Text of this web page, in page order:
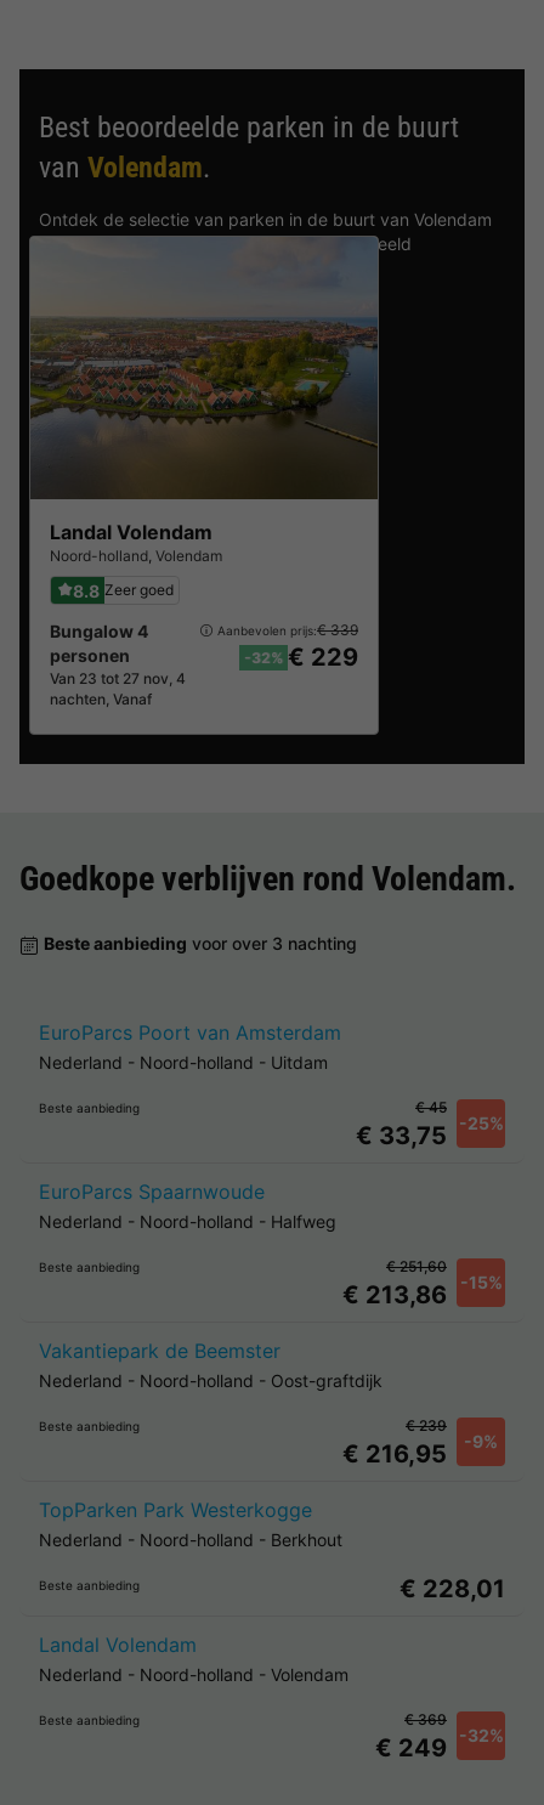
Best beoordeelde parken in de buurt
van Volendam.
Ontdek de selectie van parken in de buurt van Volendam
die door onze gasten als beste zijn beoordeeld
Landal Volendam
Noord-holland, Volendam
8.8 Zeer goed
Bungalow 4
personen
Van 23 tot 27 nov, 4
nachten, Vanaf
Aanbevolen prijs:€ 339
-32% € 229
Goedkope verblijven rond Volendam.
Beste aanbieding voor over 3 nachting
EuroParcs Poort van Amsterdam
Nederland - Noord-holland - Uitdam
Beste aanbieding
€ 33,75 -25%
€ 45
EuroParcs Spaarnwoude
Nederland - Noord-holland - Halfweg
Beste aanbieding
€ 213,86 -15%
€ 251,60
Vakantiepark de Beemster
Nederland - Noord-holland - Oost-graftdijk
Beste aanbieding
€ 216,95 -9%
€ 239
TopParken Park Westerkogge
Nederland - Noord-holland - Berkhout
Beste aanbieding € 228,01
Landal Volendam
Nederland - Noord-holland - Volendam
Beste aanbieding
€ 249 -32%
€ 369